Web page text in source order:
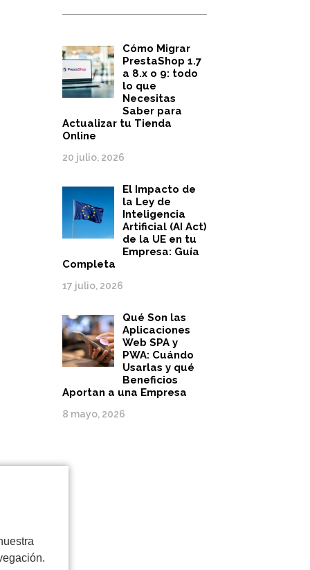
Cómo Migrar
PrestaShop 1.7
a 8.x o 9: todo
lo que
Necesitas
Saber para
Actualizar tu Tienda
Online
20 julio, 2026
El Impacto de
la Ley de
Inteligencia
Artificial (AI Act)
de la UE en tu
Empresa: Guía
Completa
17 julio, 2026
Qué Son las
Aplicaciones
Web SPA y
PWA: Cuándo
Usarlas y qué
Beneficios
Aportan a una Empresa
8 mayo, 2026